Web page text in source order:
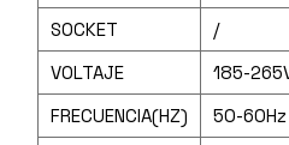
SOCKET
/
VOLTAJE
185-
FRECUENCIA(HZ)
50-60Hz